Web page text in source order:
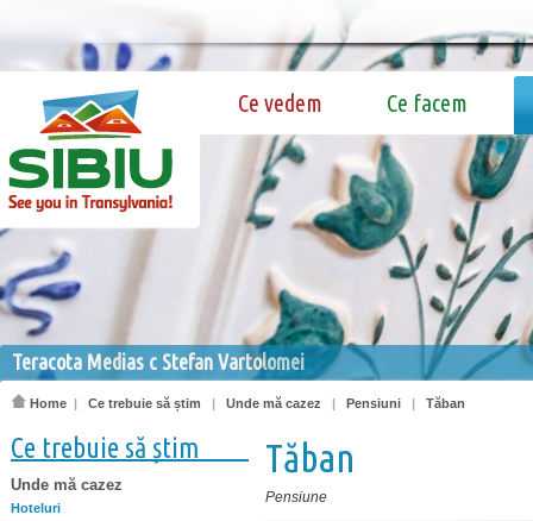
Ce vedem Ce facem
Teracota Medias c Stefan Vartolomei
Home | Ce trebuie să știm | Unde mă cazez | Pensiuni | Tăban
Ce trebuie să știm
Unde mă cazez
Hoteluri
Tăban
Pensiune